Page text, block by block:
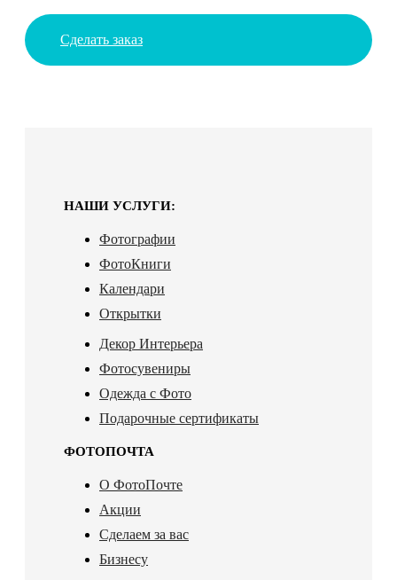
Сделать заказ
НАШИ УСЛУГИ:
Фотографии
ФотоКниги
Календари
Открытки
Декор Интерьера
Фотосувениры
Одежда с Фото
Подарочные сертификаты
ФОТОПОЧТА
О ФотоПочте
Акции
Сделаем за вас
Бизнесу